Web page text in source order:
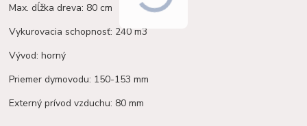
Max. dĺžka dreva: 80 cm
Vykurovacia schopnosť: 240 m3
Vývod: horný
Priemer dymovodu: 150-153 mm
Externý prívod vzduchu: 80 mm